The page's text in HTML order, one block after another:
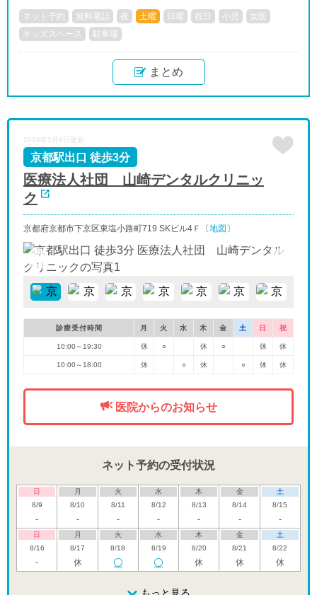
ネット予約 無料電話 夜 土曜 日曜 祝日 小児
女医
キッズスペース
駐車場
まとめ
2024年2月9日更新
医療法人社団 山崎デンタルクリニッ
ク
京都駅出口 徒歩3分
京都府京都市下京区東塩小路町719 SKビル4Ｆ〔地図 〕
診療受付時間 月 火 水 木 金 土 日 祝
10:00～19:30 休 ○ 休 ○ 休 休
10:00～18:00 休 ○ 休 ○ 休 休
医院からのお知らせ
ネット予約の受付状況
日
8/9
-
月
8/10
-
火
8/11
-
水
8/12
-
木
8/13
-
金
8/14
-
土
8/15
-
日
8/16
-
月
8/17
休
火
8/18
水
8/19
木
8/20
休
金
8/21
休
土
8/22
休
8/26